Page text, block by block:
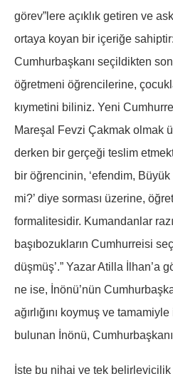
görev”lere açıklık getiren ve
ortaya koyan bir içeriğe
Cumhurbaşkanı seçildikten
öğretmeni öğrencilerine,
kıymetini biliniz. Yeni
Mareşal Fevzi Çakmak olmak
derken bir gerçeği teslim
bir öğrencinin, ‘efendim,
mi?’ diye sorması üzerine,
formalitesidir. Kumandanlar
başıbozukların Cumhurreisi
düşmüş’.” Yazar Atilla İlhan’a
ne ise, İnönü’nün
ağırlığını koymuş ve
bulunan İnönü,
İşte bu nihai ve tek